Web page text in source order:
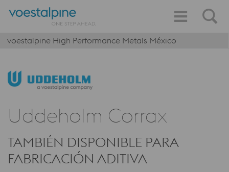
voestalpine High Performance Metals México
Uddeholm Corrax
TAMBIÉN DISPONIBLE PARA
FABRICACIÓN ADITIVA